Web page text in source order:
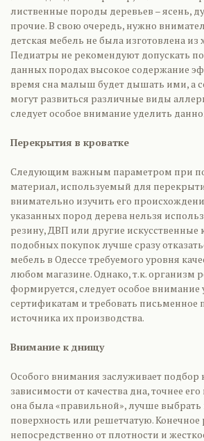
лиственные породы деревьев – ясень,
прочие. В свою очередь, нужно
детская мебель не была изготовлена
Педиатры не рекомендуют допускать
данных породах высокое содержание
время сна малыш будет дышать ими, а
могут развиться различные виды
следует особое внимание уделить
Перекрытия в кроватке
Следующим важным параметром при
материал, используемый для
внимательно изучить его
указанных пород дерева нельзя
резину, ДВП или другие искусственные
подобных покупок лучше сразу
мебель в Одессе требуемого уровня
любом магазине. Однако, т.к. организм
формируется, следует особое внимание
сертификатам и требовать письменное
источника их производства.
Внимание к днищу
Особого внимания заслуживает подбор
зависимости от качества дна, точнее
она была «правильной», лучше выбрать
поверхность или решетчатую.
непосредственно от плотности и